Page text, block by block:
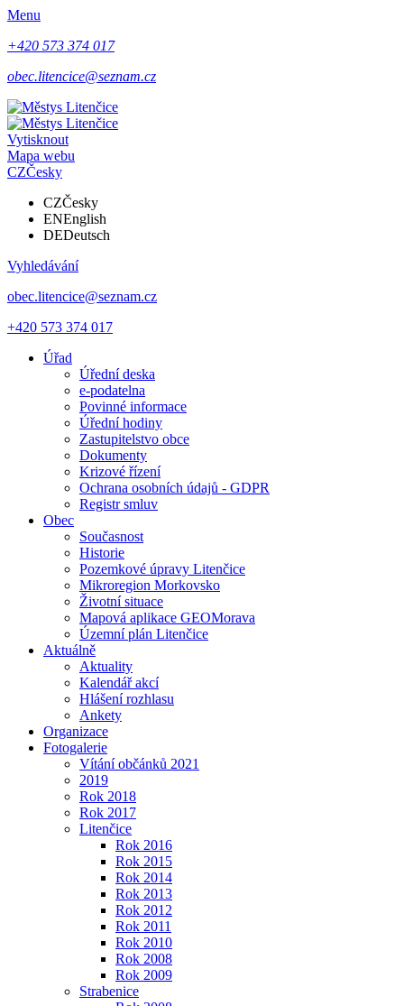
Menu
+420 573 374 017
obec.litencice@seznam.cz
Vytisknout
Mapa webu
CZČesky
CZČesky
ENEnglish
DEDeutsch
Vyhledávání
obec.litencice@seznam.cz
+420 573 374 017
Úřad
Úřední deska
e-podatelna
Povinné informace
Úřední hodiny
Zastupitelstvo obce
Dokumenty
Krizové řízení
Ochrana osobních údajů - GDPR
Registr smluv
Obec
Současnost
Historie
Pozemkové úpravy Litenčice
Mikroregion Morkovsko
Životní situace
Mapová aplikace GEOMorava
Územní plán Litenčice
Aktuálně
Aktuality
Kalendář akcí
Hlášení rozhlasu
Ankety
Organizace
Fotogalerie
Vítání občánků 2021
2019
Rok 2018
Rok 2017
Litenčice
Rok 2016
Rok 2015
Rok 2014
Rok 2013
Rok 2012
Rok 2011
Rok 2010
Rok 2008
Rok 2009
Strabenice